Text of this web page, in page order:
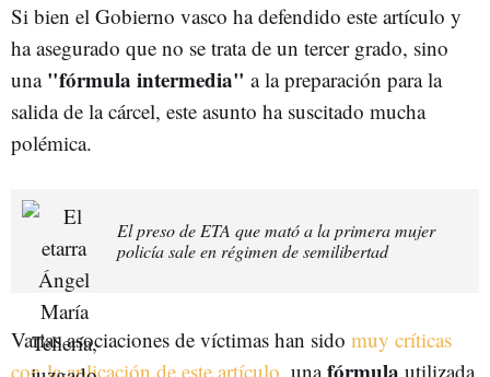
Si bien el Gobierno vasco ha defendido este artículo y
ha asegurado que no se trata de un tercer grado, sino
una "fórmula intermedia" a la preparación para la
salida de la cárcel, este asunto ha suscitado mucha
polémica.
El preso de ETA que mató a la primera mujer
policía sale en régimen de semilibertad
Varias asociaciones de víctimas han sido muy críticas
con la aplicación de este artículo, unafórmula utilizada